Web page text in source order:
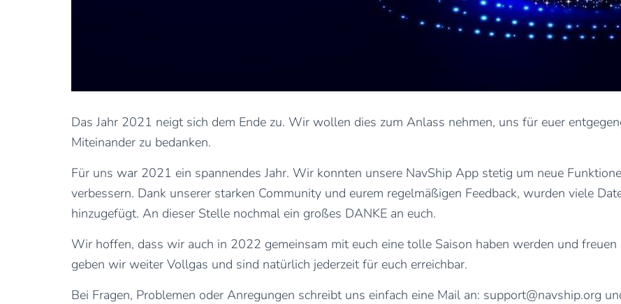
Das Jahr 2021 neigt sich dem Ende zu. Wir wollen dies zum Anlass nehmen, uns für euer
Miteinander zu bedanken.
Für uns war 2021 ein spannendes Jahr. Wir konnten unsere NavShip App stetig um neue
verbessern. Dank unserer starken Community und eurem regelmäßigen Feedback, wurden viele
hinzugefügt. An dieser Stelle nochmal ein großes DANKE an euch.
Wir hoffen, dass wir auch in 2022 gemeinsam mit euch eine tolle Saison haben werden und
geben wir weiter Vollgas und sind natürlich jederzeit für euch erreichbar.
Bei Fragen, Problemen oder Anregungen schreibt uns einfach eine Mail an: support@navship.org